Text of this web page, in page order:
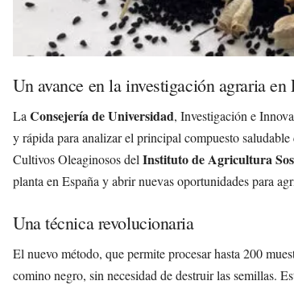
Un avance en la investigación agraria en
LaConsejería de Universidad, Investigación e
y rápida para analizar el principal compuesto
Cultivos Oleaginosos delInstituto de Agricultura
planta en España y abrir nuevas oportunidades para
Una técnica revolucionaria
El nuevo método, que permite procesar hasta 200
comino negro, sin necesidad de destruir las semillas.